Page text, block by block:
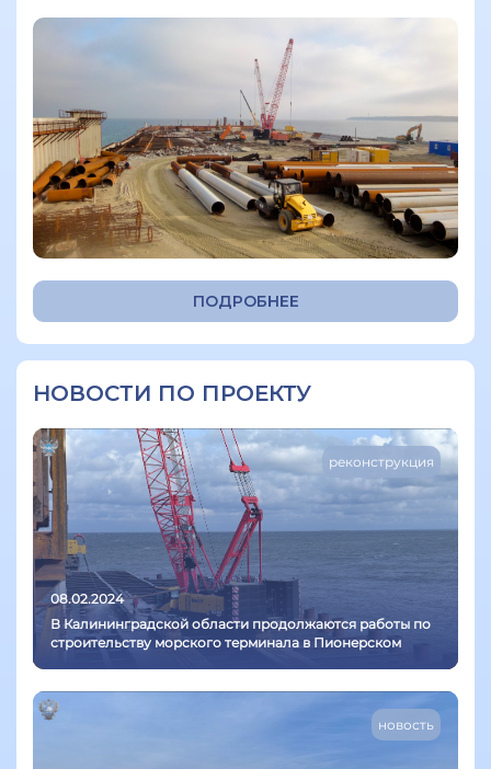
Смотреть еще
ПОДРОБНЕЕ
НОВОСТИ ПО ПРОЕКТУ
реконструкция
08.02.2024
В Калининградской области продолжаются работы по
строительству морского терминала в Пионерском
новость